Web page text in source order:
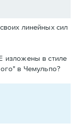
линейных сил
изложены в стиле
в Чемульпо?